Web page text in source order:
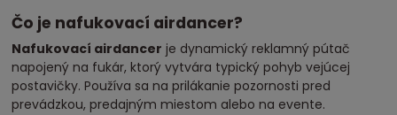
Čo je nafukovací airdancer?
Nafukovací airdancer je dynamický reklamný pútač
napojený na fukár, ktorý vytvára typický pohyb vejúcej
postavičky. Používa sa na prilákanie pozornosti pred
prevádzkou, predajným miestom alebo na evente.